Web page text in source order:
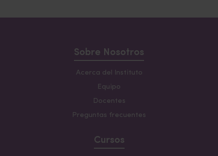
Sobre Nosotros
Acerca del Instituto
Equipo
Docentes
Preguntas frecuentes
Cursos